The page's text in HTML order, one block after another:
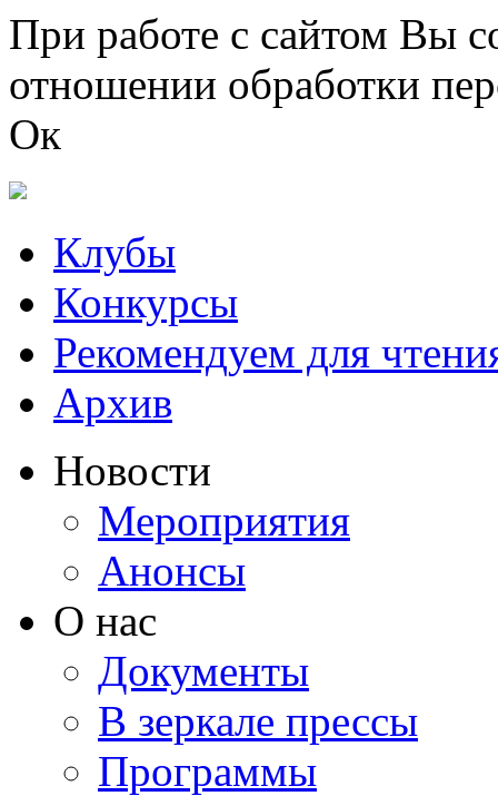
Перейти к основному содержанию
При работе с сайтом Вы
отношении обработки
Ок
Клубы
Конкурсы
Рекомендуем для
Архив
Новости
Мероприятия
Анонсы
О нас
Документы
В зеркале прессы
Программы